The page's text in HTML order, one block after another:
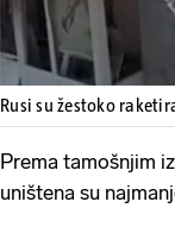
Rusi su žestoko
Prema tamošnjim
uništena su